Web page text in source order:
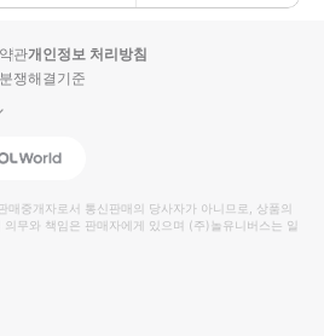
관개인정보 처리방침
분쟁해결기준
Global
매중개자로서 통신판매의 당사자가 아니므로, 상품의
무와 책임은 판매자에게 있으며 (주)놀유니버스는 일